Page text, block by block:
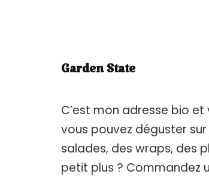
Garden State
C’est mon adresse bio
vous pouvez déguster
salades, des wraps, des
petit plus ? Commandez